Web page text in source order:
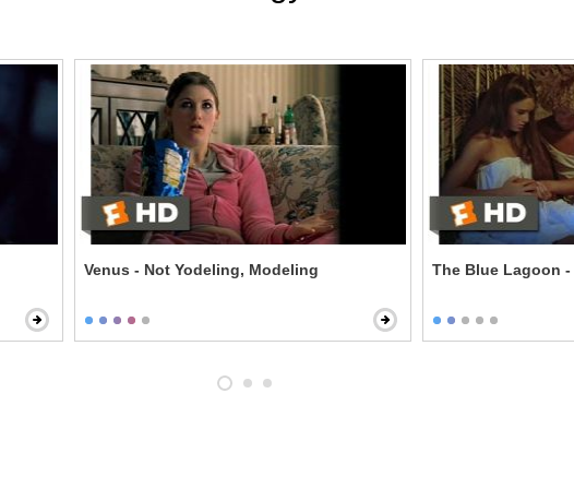
Venus - Not Yodeling, Modeling The Blue Lagoon